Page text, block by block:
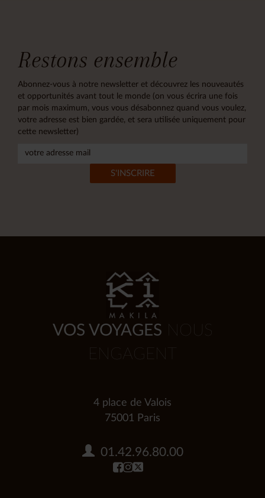
Restons ensemble
Abonnez-vous à notre newsletter et découvrez les nouveautés
et opportunités avant tout le monde (on vous écrira une fois
par mois maximum, vous vous désabonnez quand vous voulez,
votre adresse est bien gardée, et sera utilisée uniquement pour
cette newsletter)
VOS VOYAGES NOUS
ENGAGENT
4 place de Valois
75001 Paris
01.42.96.80.00